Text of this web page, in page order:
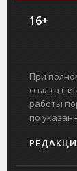
16+
При
ссылка
работы
по